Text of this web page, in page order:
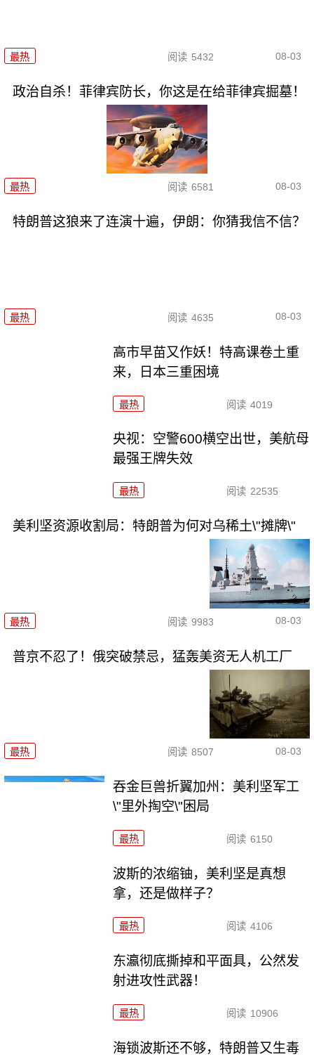
最热 阅读 5432 08-03
政治自杀！菲律宾防长，你这是在给菲律宾掘墓！
最热 阅读 6581 08-03
特朗普这狼来了连演十遍，伊朗：你猜我信不信？
最热 阅读 4635 08-03
高市早苗又作妖！特高课卷土重
来，日本三重困境
最热 阅读 4019
央视：空警600横空出世，美航母
最强王牌失效
最热 阅读 22535
美利坚资源收割局：特朗普为何对乌稀土\"摊牌\"
最热 阅读 9983 08-03
普京不忍了！俄突破禁忌，猛轰美资无人机工厂
最热 阅读 8507 08-03
吞金巨兽折翼加州：美利坚军工
\"里外掏空\"困局
最热 阅读 6150
波斯的浓缩铀，美利坚是真想
拿，还是做样子？
最热 阅读 4106
东瀛彻底撕掉和平面具，公然发
射进攻性武器！
最热 阅读 10906
海锁波斯还不够，特朗普又生毒